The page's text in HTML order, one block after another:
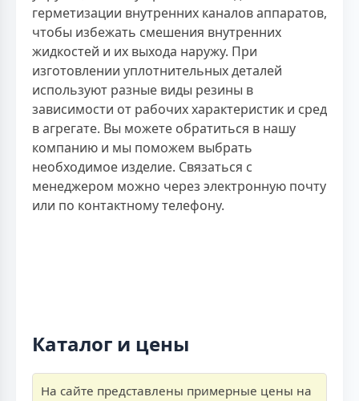
герметизации внутренних каналов аппаратов,
чтобы избежать смешения внутренних
жидкостей и их выхода наружу. При
изготовлении уплотнительных деталей
используют разные виды резины в
зависимости от рабочих характеристик и сред
в агрегате. Вы можете обратиться в нашу
компанию и мы поможем выбрать
необходимое изделие. Связаться с
менеджером можно через электронную почту
или по контактному телефону.
Каталог и цены
На сайте представлены примерные цены на